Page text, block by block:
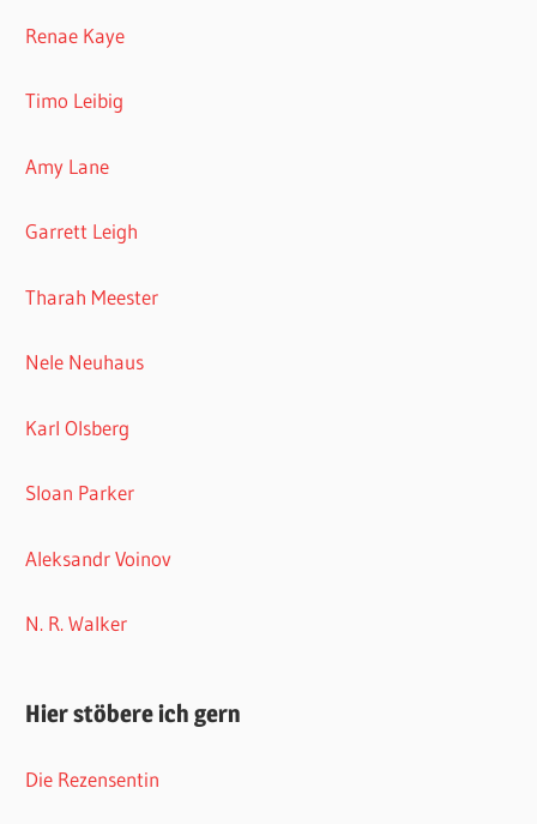
Renae Kaye
Timo Leibig
Amy Lane
Garrett Leigh
Tharah Meester
Nele Neuhaus
Karl Olsberg
Sloan Parker
Aleksandr Voinov
N. R. Walker
Hier stöbere ich gern
Die Rezensentin